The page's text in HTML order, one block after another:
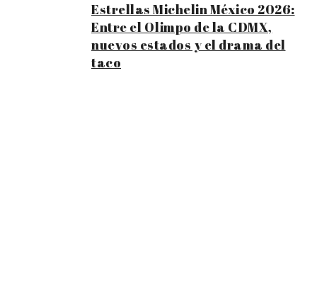
Estrellas Michelin México 2026:
Entre el Olimpo de la CDMX,
nuevos estados y el drama del
taco